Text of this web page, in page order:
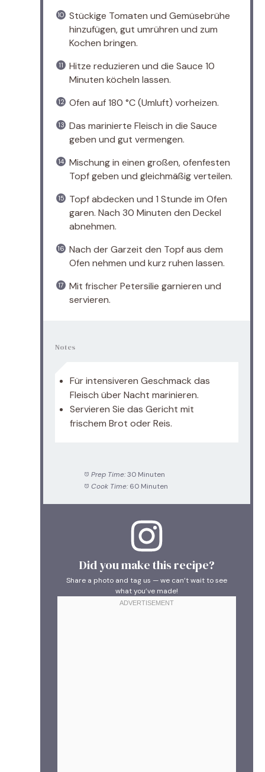
Stückige Tomaten und Gemüsebrühe
hinzufügen, gut umrühren und zum
Kochen bringen.
Hitze reduzieren und die Sauce 10
Minuten köcheln lassen.
Ofen auf 180 °C (Umluft) vorheizen.
Das marinierte Fleisch in die Sauce
geben und gut vermengen.
Mischung in einen großen, ofenfesten
Topf geben und gleichmäßig verteilen.
Topf abdecken und 1 Stunde im Ofen
garen. Nach 30 Minuten den Deckel
abnehmen.
Nach der Garzeit den Topf aus dem
Ofen nehmen und kurz ruhen lassen.
Mit frischer Petersilie garnieren und
servieren.
Notes
Für intensiveren Geschmack das
Fleisch über Nacht marinieren.
Servieren Sie das Gericht mit
frischem Brot oder Reis.
Prep Time: 30 Minuten
Cook Time: 60 Minuten
Did you make this recipe?
Share a photo and tag us — we can’t wait to see
what you’ve made!